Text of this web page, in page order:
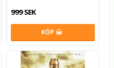
999 SEK
KÖP